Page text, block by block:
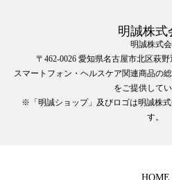
明誠株式
明誠株式
〒462-0026 愛知県名古屋市北区萩
スマートフォン・ヘルスケア関連商品の
をご提供してい
※「明誠ショップ」及びロゴは明誠株
す。
HOME